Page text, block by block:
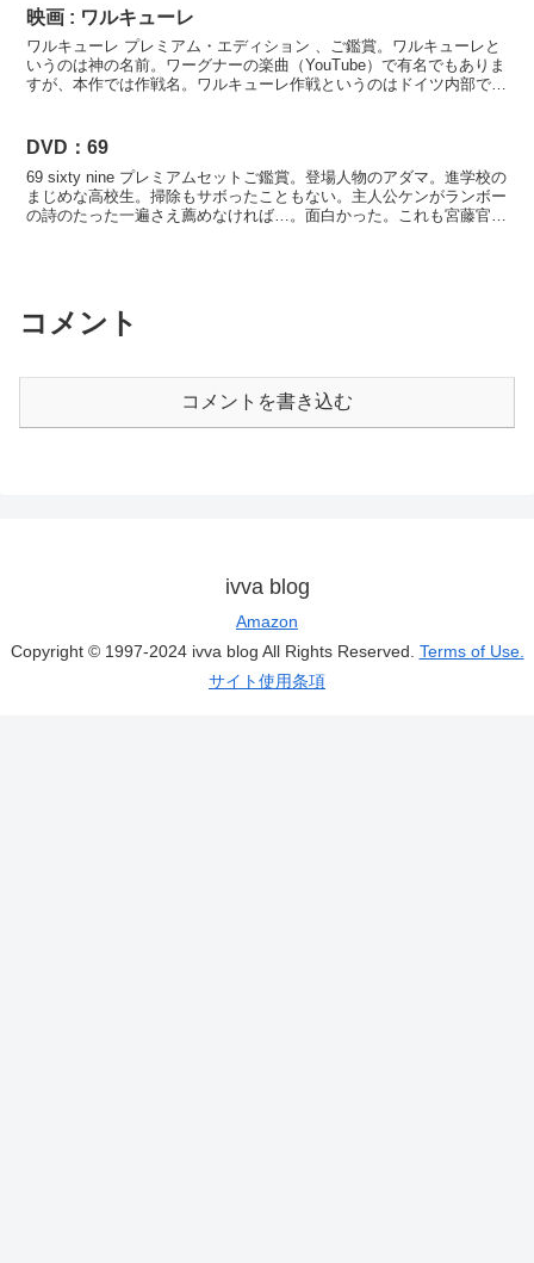
出!仕掛人は「M:i:III」や「LOST」の天才クリエイター、J.J.エイブ
ラムス!ハリウッドで最も注目を集める才人が、日本の怪獣映画から
ヒントを得て本作をプロデュース!
映画 : ワルキューレ
ワルキューレ プレミアム・エディション 、ご鑑賞。ワルキューレと
いうのは神の名前。ワーグナーの楽曲（YouTube）で有名でもありま
すが、本作では作戦名。ワルキューレ作戦というのはドイツ内部での
DVD：69
69 sixty nine プレミアムセットご鑑賞。登場人物のアダマ。進学校の
まじめな高校生。掃除もサボったこともない。主人公ケンがランボー
の詩のたった一遍さえ薦めなければ…。面白かった。これも宮藤官九
コメント
コメントを書き込む
ivva blog
Amazon
Copyright © 1997-2024 ivva blog All Rights Reserved. Terms of Use.
サイト使用条項